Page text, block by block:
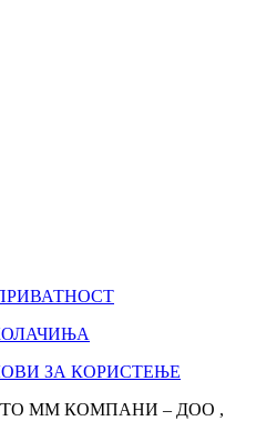
ЗА КОРИСТЕЊЕ
ММ КОМПАНИ – ДОО ,